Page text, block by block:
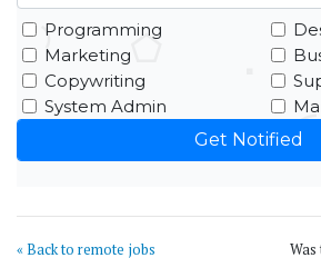
Programming
Marketing
Copywriting
System Admin
« Back to remote jobs